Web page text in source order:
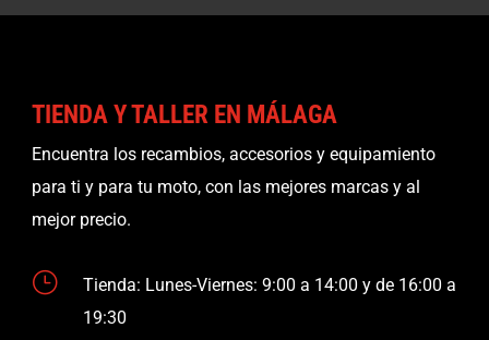
TIENDA Y TALLER EN MÁLAGA
Encuentra los recambios, accesorios y equipamiento
para ti y para tu moto, con las mejores marcas y al
mejor precio.
}
Tienda: Lunes-Viernes: 9:00 a 14:00 y de 16:00 a
19:30